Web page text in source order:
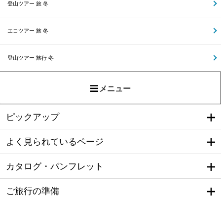
登山ツアー 旅 冬
エコツアー 旅 冬
登山ツアー 旅行 冬
メニュー
ピックアップ
よく見られているページ
カタログ・パンフレット
ご旅行の準備